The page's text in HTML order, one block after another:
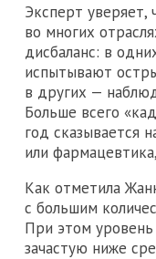
Эксперт уверяет,
во многих
дисбаланс: в
испытывают
в других —
Больше всего
год сказывается
или
Как отметила
с большим
При этом
зачастую ниже